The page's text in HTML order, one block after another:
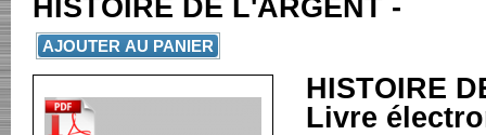
HISTOIRE DE L'ARGENT -
HISTOIRE
Livre